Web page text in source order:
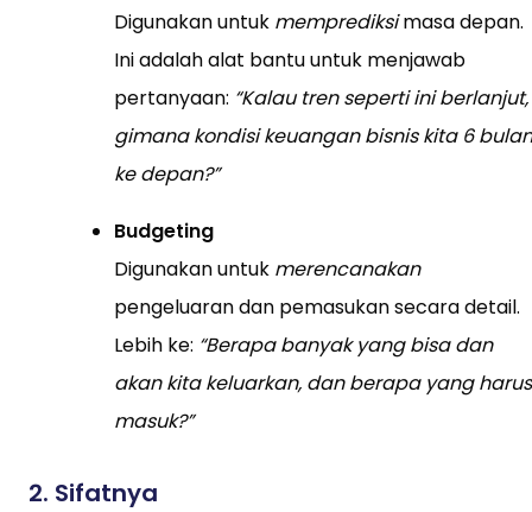
Digunakan untuk memprediksimasa depan.
Ini adalah alat bantu untuk menjawab
pertanyaan: “Kalau tren seperti ini berlanjut,
gimana kondisi keuangan bisnis kita 6 bulan
ke depan?”
Budgeting
Digunakan untuk merencanakan
pengeluaran dan pemasukan secara detail.
Lebih ke: “Berapa banyak yang bisa dan
akan kita keluarkan, dan berapa yang harus
masuk?”
2. Sifatnya